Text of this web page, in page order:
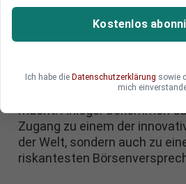
SpaceX soll an die Börse, und
gigantisch. Doch hinter der
enorme Investitionskosten
Machtstruktur, die Elon Musk
macht. Anleger bekommen
Zugang zu einem der
der Welt, sondern auch zu
riskantesten
Kostenlos
Ich habe die Datenschutzerklärung sowie
mich